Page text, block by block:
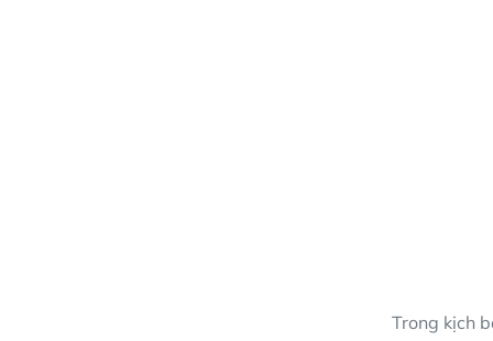
Trong kịch